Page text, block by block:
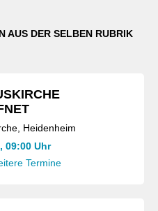
AUS DER SELBEN RUBRIK
Heidenheim
09:00 Uhr
Termine